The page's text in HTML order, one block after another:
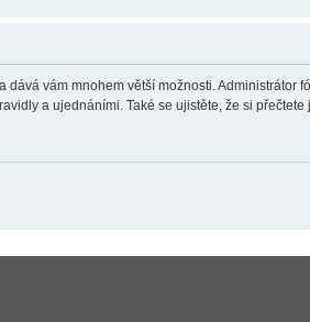
vám mnohem větší možnosti.
a ujednáními. Také se ujistěte, že si